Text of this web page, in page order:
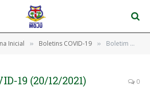
Inicial » Boletins COVID-19 » Boletim COVID-19 (20/12/2021)
19 (20/12/2021) 0